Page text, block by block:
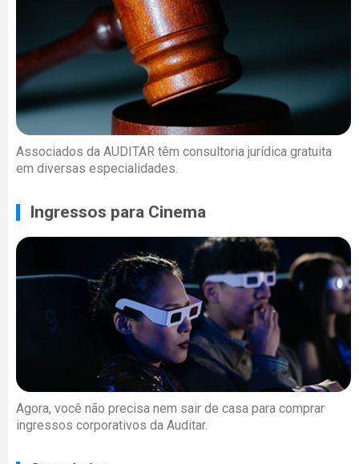
Associados da AUDITAR têm consultoria jurídica gratuita
em diversas especialidades.
Ingressos para Cinema
Agora, você não precisa nem sair de casa para comprar
ingressos corporativos da Auditar.